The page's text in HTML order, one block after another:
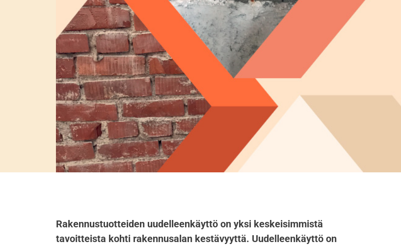
Rakennustuotteiden uudelleenkäyttö on yksi keskeisimmistä
tavoitteista kohti rakennusalan kestävyyttä. Uudelleenkäyttö on